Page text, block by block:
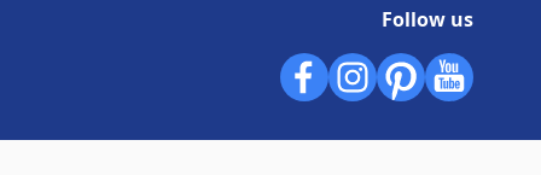
Follow us